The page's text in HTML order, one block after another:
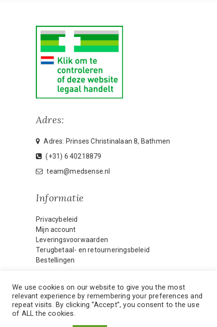
Adres:
Adres: Prinses Christinalaan 8, Bathmen
(+31) 6 40218879
team@medsense.nl
Informatie
Privacybeleid
Mijn account
Leveringsvoorwaarden
Terugbetaal- en retourneringsbeleid
Bestellingen
HOME
MIJN ACCOUNT
CONTACT
We use cookies on our website to give you the most
relevant experience by remembering your preferences and
repeat visits. By clicking “Accept”, you consent to the use
of ALL the cookies.